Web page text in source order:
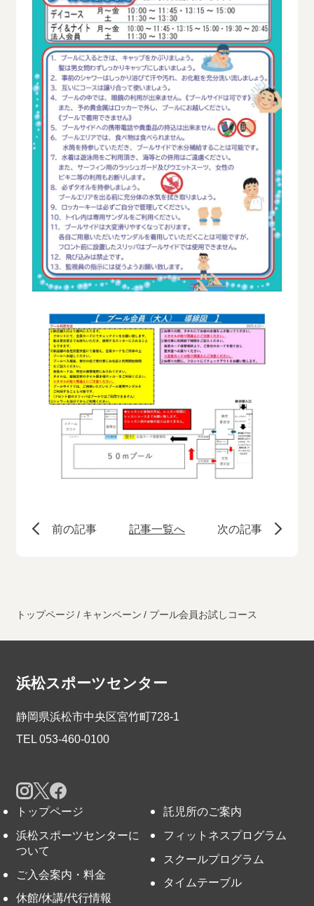
前の記事 記事一覧へ 次の記事
トップページ キャンペーン プール会員お試しコース
浜松スポーツセンター
静岡県浜松市中央区宮竹町728-1
TEL 053-460-0100
トップページ
浜松スポーツセンターに
ついて
ご入会案内・料金
休館/休講/代行情報
託児所のご案内
フィットネスプログラム
スクールプログラム
タイムテーブル